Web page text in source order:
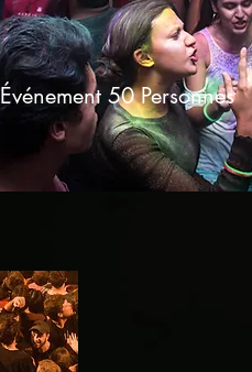
Événement 50 Personnes